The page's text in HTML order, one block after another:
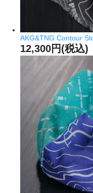
AKG&TNG Contour
12,300円(税込)